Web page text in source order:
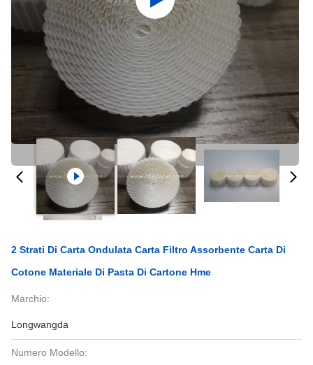
2 Strati Di Carta Ondulata Carta Filtro Assorbente Carta Di
Cotone Materiale Di Pasta Di Cartone Hme
Marchio:
Longwangda
Numero Modello: